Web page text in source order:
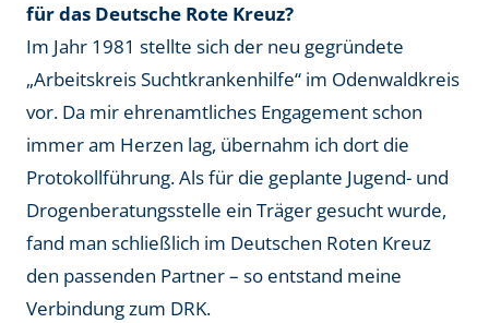
für das Deutsche Rote Kreuz?
Im Jahr 1981 stellte sich der neu gegründete
„Arbeitskreis Suchtkrankenhilfe“ im Odenwaldkreis
vor. Da mir ehrenamtliches Engagement schon
immer am Herzen lag, übernahm ich dort die
Protokollführung. Als für die geplante Jugend- und
Drogenberatungsstelle ein Träger gesucht wurde,
fand man schließlich im Deutschen Roten Kreuz
den passenden Partner – so entstand meine
Verbindung zum DRK.